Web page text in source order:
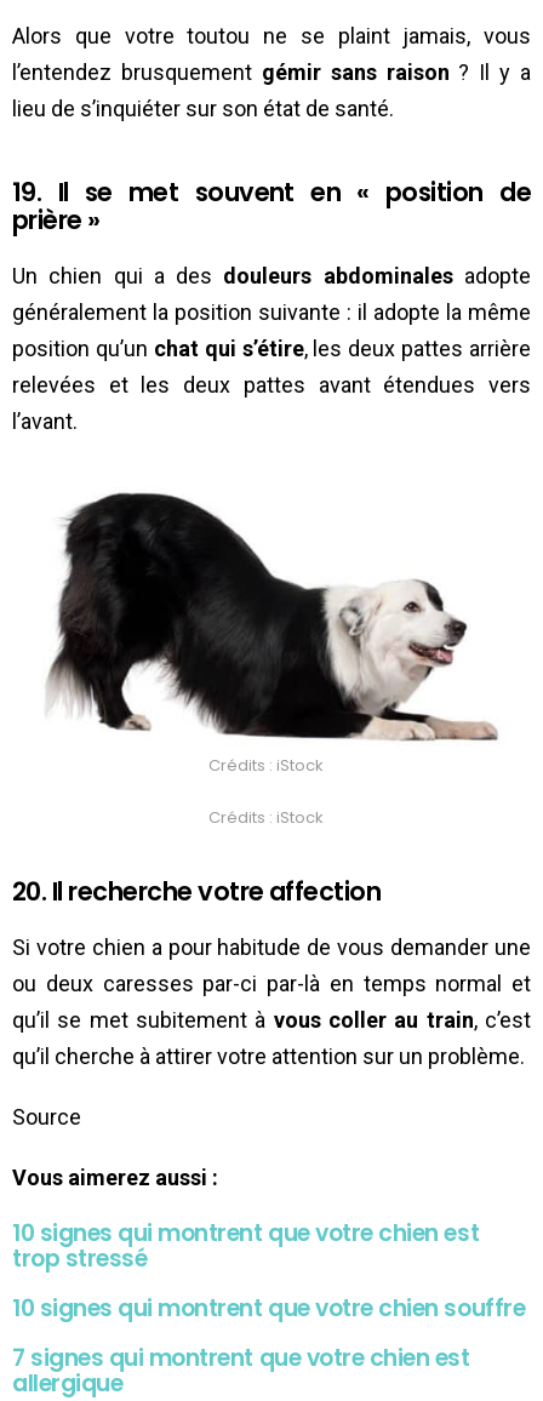
Alors que votre toutou ne se plaint jamais, vous
l’entendez brusquement gémir sans raison ? Il y a
lieu de s’inquiéter sur son état de santé.
19. Il se met souvent en « position de
prière »
Un chien qui a des douleurs abdominalesadopte
généralement la position suivante : il adopte la même
position qu’un chat qui s’étire, les deux pattes arrière
relevées et les deux pattes avant étendues vers
l’avant.
Crédits : iStock
Crédits : iStock
20. Il recherche votre affection
Si votre chien a pour habitude de vous demander une
ou deux caresses par-ci par-là en temps normal et
qu’il se met subitement à vous coller au train, c’est
qu’il cherche à attirer votre attention sur un problème.
Source
Vous aimerez aussi :
10 signes qui montrent que votre chien est
trop stressé
10 signes qui montrent que votre chien souffre
7 signes qui montrent que votre chien est
allergique